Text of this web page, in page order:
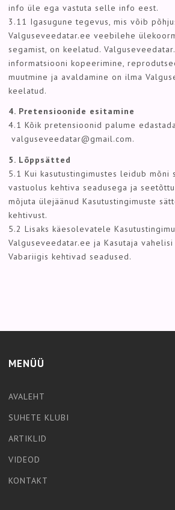
info üle ega vastuta selle info eest.
3.11 Igasugune tegevus, mis võib
Valguseveedatar.ee veebilehe
segamist, on keelatud.
informatsiooni kopeerimine,
muutmine ja avaldamine on ilma
keelatud.
4. Pretensioonide esitamine
4.1 Kõik pretensioonid palume
valguseveedatar@gmail.com.
5. Lõppsätted
5.1 Kui kasutustingimustes leidub mõni
vastuolus kehtiva seadusega ja
mõjuta ülejäänud Kasutustingimuste
kehtivust.
5.2 Lisaks käesolevatele
Valguseveedatar.ee ja Kasutaja
Vabariigis kehtivad seadused.
MENÜÜ
AVALEHT
SUHETE KLUBI
ARTIKLID
VIDEOD
KONTAKT